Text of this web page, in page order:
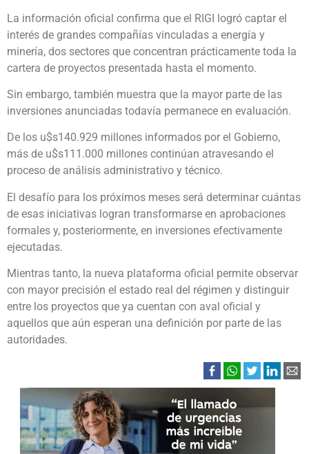
La información oficial confirma que el RIGI logró captar el
interés de grandes compañías vinculadas a energía y
minería, dos sectores que concentran prácticamente toda la
cartera de proyectos presentada hasta el momento.
Sin embargo, también muestra que la mayor parte de las
inversiones anunciadas todavía permanece en evaluación.
De los u$s140.929 millones informados por el Gobierno,
más de u$s111.000 millones continúan atravesando el
proceso de análisis administrativo y técnico.
El desafío para los próximos meses será determinar cuántas
de esas iniciativas logran transformarse en aprobaciones
formales y, posteriormente, en inversiones efectivamente
ejecutadas.
Mientras tanto, la nueva plataforma oficial permite observar
con mayor precisión el estado real del régimen y distinguir
entre los proyectos que ya cuentan con aval oficial y
aquellos que aún esperan una definición por parte de las
autoridades.